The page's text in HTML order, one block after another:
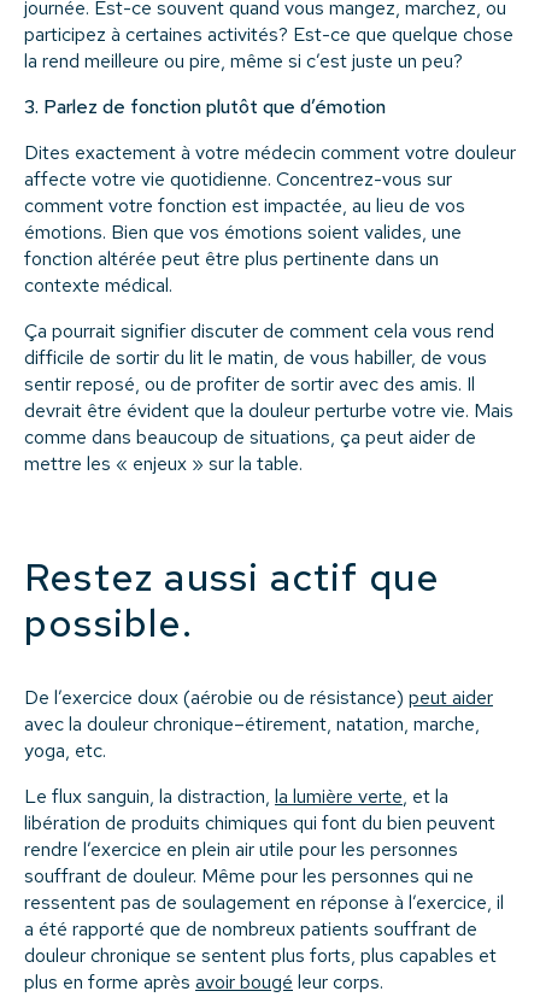
journée. Est-ce souvent quand vous mangez, marchez, ou
participez à certaines activités? Est-ce que quelque chose
la rend meilleure ou pire, même si c’est juste un peu?
3. Parlez de fonction plutôt que d’émotion
Dites exactement à votre médecin comment votre douleur
affecte votre vie quotidienne. Concentrez-vous sur
comment votre fonction est impactée, au lieu de vos
émotions. Bien que vos émotions soient valides, une
fonction altérée peut être plus pertinente dans un
contexte médical.
Ça pourrait signifier discuter de comment cela vous rend
difficile de sortir du lit le matin, de vous habiller, de vous
sentir reposé, ou de profiter de sortir avec des amis. Il
devrait être évident que la douleur perturbe votre vie. Mais
comme dans beaucoup de situations, ça peut aider de
mettre les « enjeux » sur la table.
Restez aussi actif que
possible.
De l’exercice doux (aérobie ou de résistance) peut aider
avec la douleur chronique–étirement, natation, marche,
yoga, etc.
Le flux sanguin, la distraction, la lumière verte, et la
libération de produits chimiques qui font du bien peuvent
rendre l’exercice en plein air utile pour les personnes
souffrant de douleur. Même pour les personnes qui ne
ressentent pas de soulagement en réponse à l’exercice, il
a été rapporté que de nombreux patients souffrant de
douleur chronique se sentent plus forts, plus capables et
plus en forme après avoir bougé leur corps.